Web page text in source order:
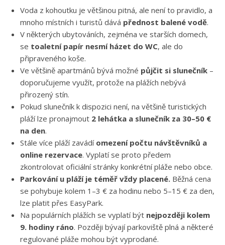
Voda z kohoutku je většinou pitná, ale není to pravidlo, a
mnoho místních i turistů dává přednost balené vodě.
V některých ubytováních, zejména ve starších domech,
se toaletní papír nesmí házet do WC, ale do
připraveného koše.
Ve většině apartmánů bývá možné půjčit si slunečník –
doporučujeme využít, protože na plážích nebývá
přirozený stín.
Pokud slunečník k dispozici není, na většině turistických
pláží lze pronajmout 2 lehátka a slunečník za 30–50 €
na den.
Stále více pláží zavádí omezení počtu návštěvníků a
online rezervace. Vyplatí se proto předem
zkontrolovat oficiální stránky konkrétní pláže nebo obce.
Parkování u pláží je téměř vždy placené. Běžná cena
se pohybuje kolem 1–3 € za hodinu nebo 5–15 € za den,
lze platit přes EasyPark.
Na populárních plážích se vyplatí být nejpozději kolem
9. hodiny ráno. Později bývají parkoviště plná a některé
regulované pláže mohou být vyprodané.